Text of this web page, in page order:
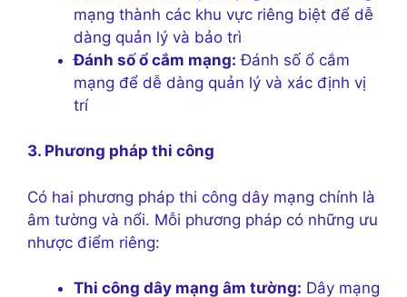
mạng thành các khu vực riêng biệt để dễ
dàng quản lý và bảo trì
Đánh số ổ cắm mạng: Đánh số ổ cắm
mạng để dễ dàng quản lý và xác định vị
trí
3. Phương pháp thi công
Có hai phương pháp thi công dây mạng chính là
âm tường và nổi. Mỗi phương pháp có những ưu
nhược điểm riêng:
Thi công dây mạng âm tường: Dây mạng